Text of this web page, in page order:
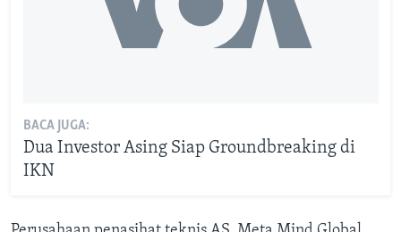
BACA JUGA:
Dua Investor Asing Siap Groundbreaking di
IKN